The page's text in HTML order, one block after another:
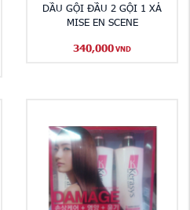
DẦU GỘI ĐẦU 2 GỘI 1 XẢ
MISE EN SCENE
340,000 VND